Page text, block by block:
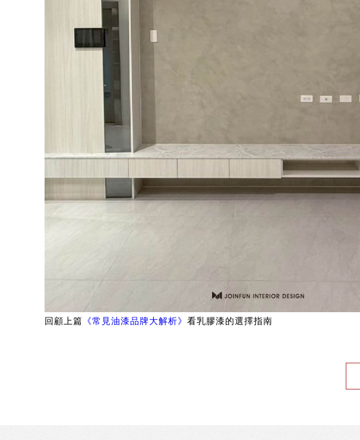
回顧上篇 《常見油漆品牌大解析》 看乳膠漆的選擇指南